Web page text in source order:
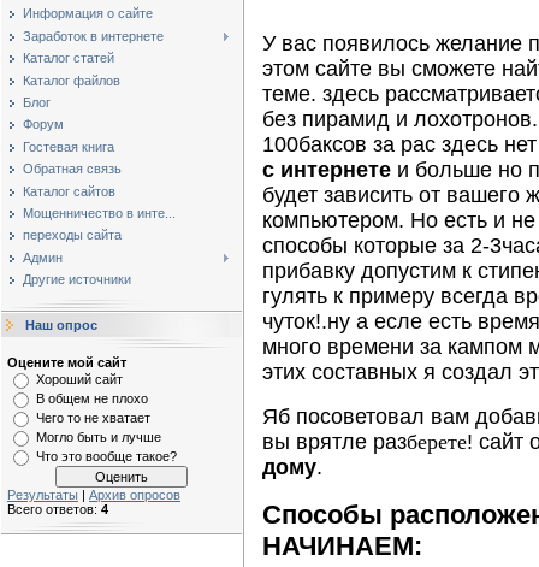
Информация о сайте
Заработок в интернете
Каталог статей
Каталог файлов
Блог
Форум
Гостевая книга
Обратная связь
Каталог сайтов
Мощенничество в инте...
переходы сайта
Админ
Другие источники
Наш опрос
Оцените мой сайт
Хороший сайт
В общем не плохо
Чего то не хватает
Могло быть и лучше
Что это вообще такое?
Результаты | Архив опросов
Всего ответов: 4
У вас появилось желание
этом сайте вы сможете
теме. здесь
без пирамид и
100баксов за рас здесь
с интернете и больше но
будет зависить от
компьютером. Но есть и
способы которые за 2-
прибавку допустим к
гулять к примеру всегда
чуток!.ну а есле есть
много времени за кампом
этих составных я создал
Яб посоветовал вам
вы врятле разберете! сайт
дому.
Способы
НАЧИНАЕМ: